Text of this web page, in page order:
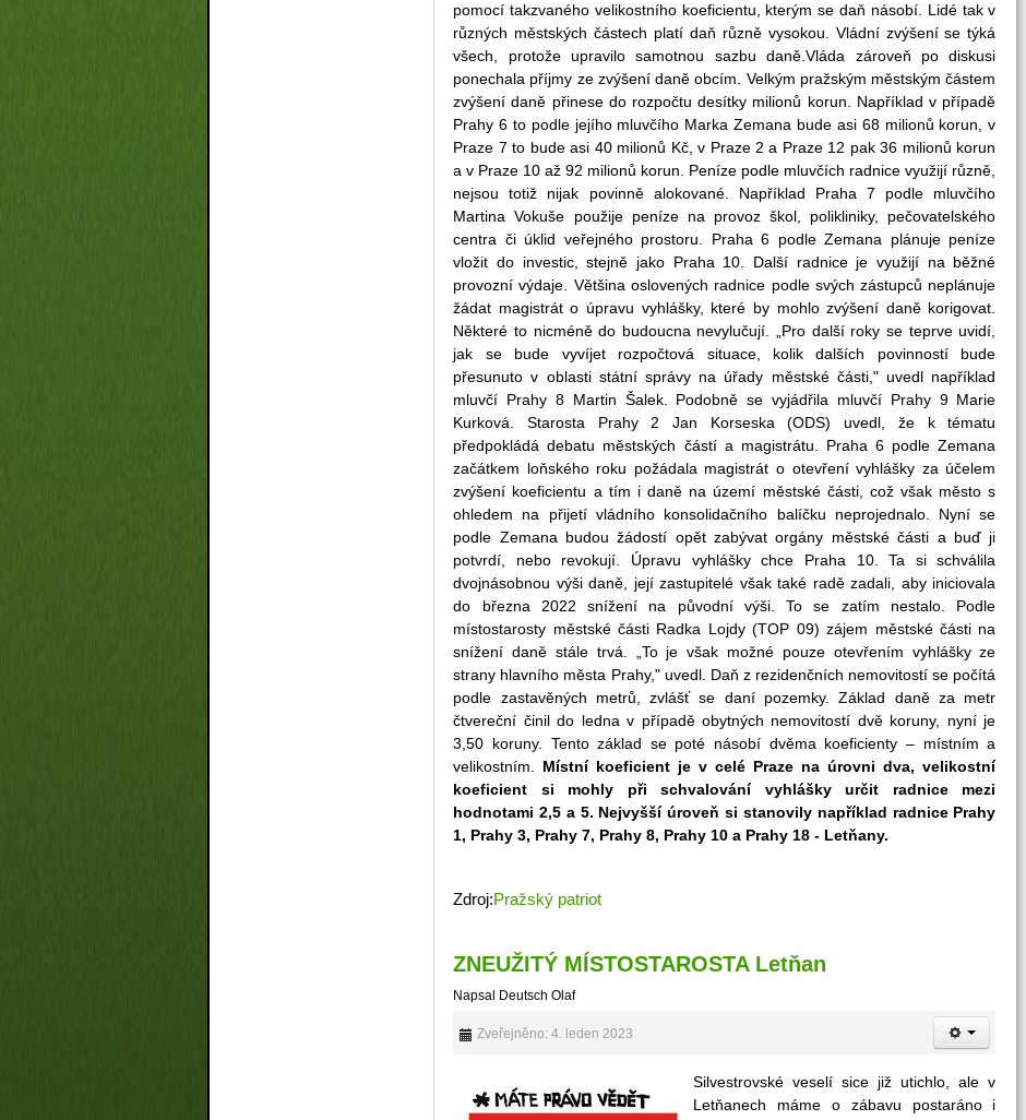
pomocí takzvaného velikostního koeficientu, kterým se daň násobí. Lidé tak v
různých městských částech platí daň různě vysokou. Vládní zvýšení se týká
všech, protože upravilo samotnou sazbu daně.Vláda zároveň po diskusi
ponechala příjmy ze zvýšení daně obcím. Velkým pražským městským částem
zvýšení daně přinese do rozpočtu desítky milionů korun. Například v případě
Prahy 6 to podle jejího mluvčího Marka Zemana bude asi 68 milionů korun, v
Praze 7 to bude asi 40 milionů Kč, v Praze 2 a Praze 12 pak 36 milionů korun
a v Praze 10 až 92 milionů korun. Peníze podle mluvčích radnice využijí různě,
nejsou totiž nijak povinně alokované. Například Praha 7 podle mluvčího
Martina Vokuše použije peníze na provoz škol, polikliniky, pečovatelského
centra či úklid veřejného prostoru. Praha 6 podle Zemana plánuje peníze
vložit do investic, stejně jako Praha 10. Další radnice je využijí na běžné
provozní výdaje. Většina oslovených radnice podle svých zástupců neplánuje
žádat magistrát o úpravu vyhlášky, které by mohlo zvýšení daně korigovat.
Některé to nicméně do budoucna nevylučují. „Pro další roky se teprve uvidí,
jak se bude vyvíjet rozpočtová situace, kolik dalších povinností bude
přesunuto v oblasti státní správy na úřady městské části," uvedl například
mluvčí Prahy 8 Martin Šalek. Podobně se vyjádřila mluvčí Prahy 9 Marie
Kurková. Starosta Prahy 2 Jan Korseska (ODS) uvedl, že k tématu
předpokládá debatu městských částí a magistrátu. Praha 6 podle Zemana
začátkem loňského roku požádala magistrát o otevření vyhlášky za účelem
zvýšení koeficientu a tím i daně na území městské části, což však město s
ohledem na přijetí vládního konsolidačního balíčku neprojednalo. Nyní se
podle Zemana budou žádostí opět zabývat orgány městské části a buď ji
potvrdí, nebo revokují. Úpravu vyhlášky chce Praha 10. Ta si schválila
dvojnásobnou výši daně, její zastupitelé však také radě zadali, aby iniciovala
do března 2022 snížení na původní výši. To se zatím nestalo. Podle
místostarosty městské části Radka Lojdy (TOP 09) zájem městské části na
snížení daně stále trvá. „To je však možné pouze otevřením vyhlášky ze
strany hlavního města Prahy," uvedl. Daň z rezidenčních nemovitostí se počítá
podle zastavěných metrů, zvlášť se daní pozemky. Základ daně za metr
čtvereční činil do ledna v případě obytných nemovitostí dvě koruny, nyní je
3,50 koruny. Tento základ se poté násobí dvěma koeficienty – místním a
velikostním. Místní koeficient je v celé Praze na úrovni dva, velikostní
koeficient si mohly při schvalování vyhlášky určit radnice mezi
hodnotami 2,5 a 5. Nejvyšší úroveň si stanovily například radnice Prahy
1, Prahy 3, Prahy 7, Prahy 8, Prahy 10 a Prahy 18 - Letňany.
Zdroj:Pražský patriot
ZNEUŽITÝ MÍSTOSTAROSTA Letňan
Napsal Deutsch Olaf
Zveřejněno: 4. leden 2023
Silvestrovské veselí sice již utichlo, ale v
Letňanech máme o zábavu postaráno i